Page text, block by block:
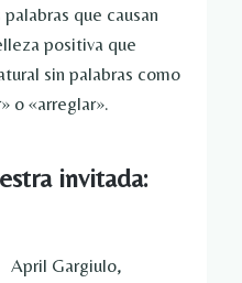
que causan
positiva que
sin palabras como
o «arreglar».
invitada:
April Gargiulo,